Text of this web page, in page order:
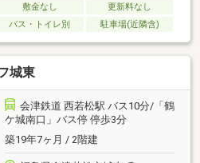
敷金なし
更新料なし
バス・トイレ別 駐車場(近隣含)
城東
会津鉄道 西若松駅 バス10分/「鶴
ケ城南口」バス停 停歩3分
築19年7ヶ月 / 2階建